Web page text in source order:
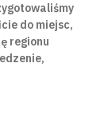
do miejsc,
regionu